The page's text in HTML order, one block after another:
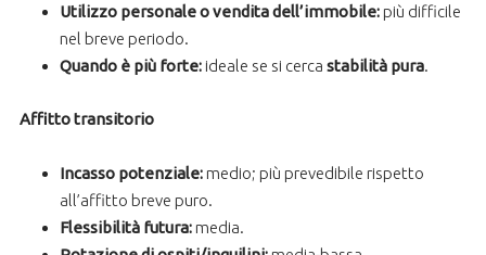
Utilizzo personale o vendita dell’immobile:più difficile
nel breve periodo.
Quando è più forte:ideale se si cerca stabilità pura.
Affitto transitorio
Incasso potenziale:medio; più prevedibile rispetto
all’affitto breve puro.
Flessibilità futura:media.